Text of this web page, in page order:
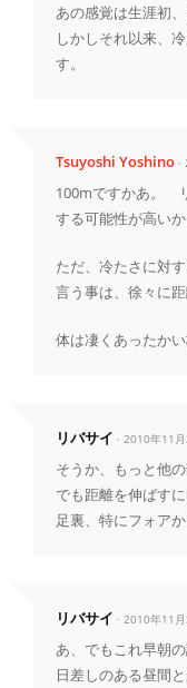
あの感覚は生涯初
しかしそれ以来、
す。
Tsuyoshi Yoshino
100mですかあ。
する可能性が高い
ただ、冷たさに対
言う事は、徐々に
体は凄くあったか
リバサイ · 2010年11
そうか、もっと他
でも距離を伸ばすに
足裏、特にフォア
リバサイ · 2010年11
あ、でもこれ早朝の
日差しのある昼間と